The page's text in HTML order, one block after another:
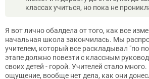
классах учиться, но пока не
Я вот лично обалдела от того, как все
начальная школа закончилась. Мы
учителем, который все раскладывал "по
этапе должно повезти с классным
своих детей - горой. Учителей стало
ощущение, вообще нет дела, как они